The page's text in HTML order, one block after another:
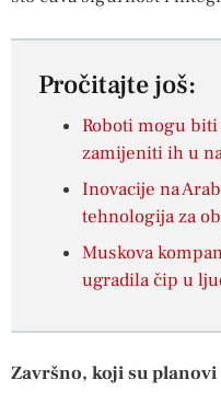
Pročitajte još:
Roboti mogu
zamijeniti ih u
Inovacije na
tehnologija za
Muskova
ugradila čip u
Završno, koji su planovi